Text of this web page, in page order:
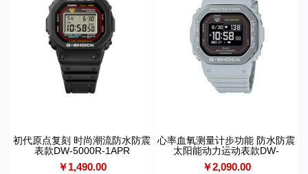
初代原点复刻 时尚潮流防水防震
表款DW-5000R-1APR
￥1,490.00
心率血氧测量计步功能 防水防震
太阳能动力运动表款DW-
H5600MB-8A9PR
￥2,090.00